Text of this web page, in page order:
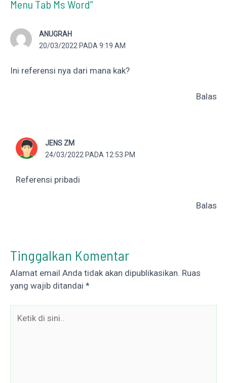
Menu Tab Ms Word”
ANUGRAH
20/03/2022 PADA 9:19 AM
Ini referensi nya dari mana kak?
Balas
JENS ZM
24/03/2022 PADA 12:53 PM
Referensi pribadi
Balas
Tinggalkan Komentar
Alamat email Anda tidak akan dipublikasikan. Ruas
yang wajib ditandai *